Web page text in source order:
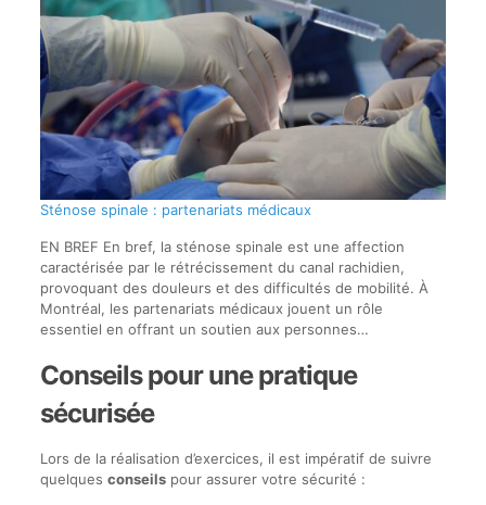
Sténose spinale : partenariats médicaux
EN BREF En bref, la sténose spinale est une affection
caractérisée par le rétrécissement du canal rachidien,
provoquant des douleurs et des difficultés de mobilité. À
Montréal, les partenariats médicaux jouent un rôle
essentiel en offrant un soutien aux personnes…
Conseils pour une pratique
sécurisée
Lors de la réalisation d’exercices, il est impératif de suivre
quelques conseilspour assurer votre sécurité :